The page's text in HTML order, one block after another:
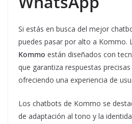
Si estás en busca del mejor
puedes pasar por alto a Kommo.
Kommo están diseñados con
que garantiza respuestas
ofreciendo una experiencia de
Los chatbots de Kommo se
de adaptación al tono y la